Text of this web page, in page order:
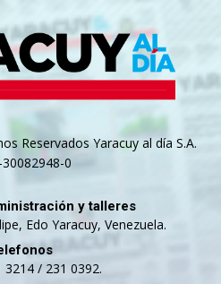
Reservados Yaracuy al día S.A.
30082948-0
y talleres
Edo Yaracuy, Venezuela.
3214 / 231 0392.